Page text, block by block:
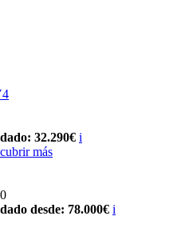
32.290€ i
más
desde: 78.000€ i